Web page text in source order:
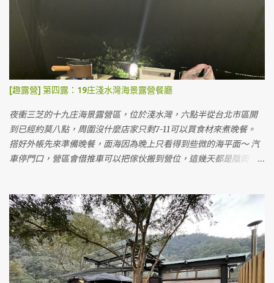
們搭在旁邊的碎石區，上面有鋼架。這次露營最慘的就在這裡，因
為搭到一半風太大把帳篷整個吹起來，鋼架的鋼條沒固定整個掉下
來，帳篷就被刺穿很多個洞...如果要搭在碎石區的朋友們要注意。好
處是車可以停帳邊，而且這裡的碎石真的很硬，墊在最下層的底布
都有點受傷～💦 其實他們有提供護草墊可以自行取用，因為我們帳
太大這次沒用，如果用了應該走起來腳不會這麼痛～😂 風車區 滑雪
場前 搭好帳後，我們到園區參觀，這裡的營位價格包含門票價格所
以會看起來比較貴，可是如果早起的話整個小叮噹還沒營業就可以
在園區裡面晃啊晃，好像也是很值得？👀 包含五點關門後，其實也
都可以在園區內散步喔！（只是有些設施可能不會開） 光滑雪就玩
區 淋浴間 這裡的廁所跟淋浴設備都是流動廁所形式的，但不會覺得
太髒或太臭。 消失的下半身 壁虎人 😏 這個園區預定要用LINE預
定，沒有付訂金，現場才繳清露營款項。 露營的費用計算有點複
雜..... 💦 一晚露營費用1480元/帳 ( 2人)，加人500元/位（含門票，
營位費，停車費）。供應110V電源，須自備延長線約10米。3歲以下
不計費。以上是兩天一夜，如需續露，每人加收300元，再額外加上
[趣露營] 第四露：19庄淺水灣海景露營餐廳
夜衝三芝的十九庄海景露營區，位於淺水灣，六點半從台北市區開
到已經約莫八點，周圍沒什麼店家只剩7-11可以買食材來煮晚餐。
搭好外帳先來準備晚餐，面海因為晚上只看得到些微的海平面～ 汽
車停門口，營區會借推車可以把傢伙搬到營位，這幾天都是陰雨
旁邊的B3營位，結果改成A2營位直接面海，太幸福了！！本來想訂
結果被訂走才選B區側邊。 B3營位圖 這個營地蠻小的，最多就八個
營位，所以營主也沒打廣告，據說週週都客滿～（但剛好這週末天
氣差很多客人延期導致包場的我們～） 我們目前搭的這個是A2，旁
邊佔用了A3的桌子曬東西，A3看起來睡帳跟客廳得分開？ A3是黑色
墊子的那塊，看起來如果要放很大的帳也有點辛苦😂 B2有完整的雨